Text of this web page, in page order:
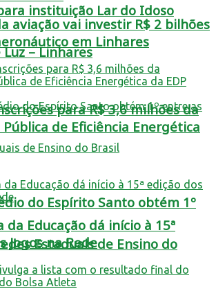
instituição Lar do Idoso
– Linhares
do Espírito Santo obtém 1º
Estaduais de Ensino do
aviação vai investir R$ 2 bilhões
em Linhares
para R$ 3,6 milhões da
de Eficiência Energética
da Educação dá início à 15ª
Jogos na Rede